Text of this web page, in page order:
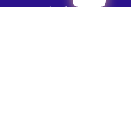
تماس با ما